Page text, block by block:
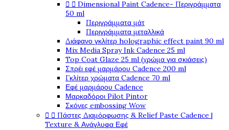
  Dimensional Paint Cadence- Περιγράμματα
50 ml
Περιγράμματα μάτ
Περιγράμματα μεταλλικά
Διάφανο γκλίτερ holographic effect paint 90 ml
Mix Media Spray Ink Cadence 25 ml
Top Coat Glaze 25 ml (χρώμα για σκιάσεις)
Σπρέι εφέ μαρμάρου Cadence 200 ml
Γκλίτερ χρώματα Cadence 70 ml
Εφέ μαρμάρου Cadence
Μαρκαδόροι Pilot Pintor
Σκόνες embossing Wow
  Πάστες Διαμόρφωσης & Relief Paste Cadence |
Texture & Ανάγλυφα Εφέ